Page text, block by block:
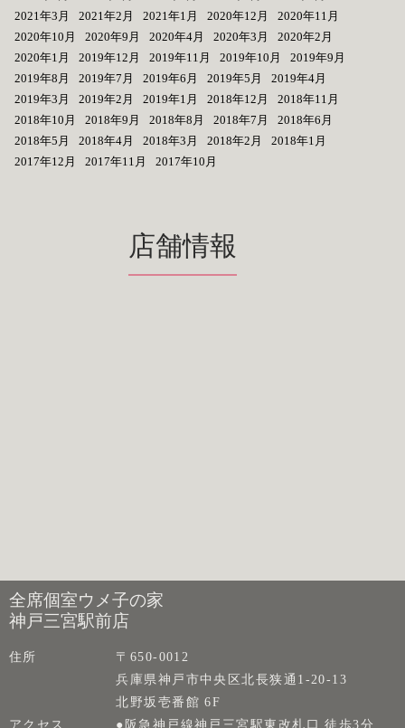
2021年3月
2021年2月 2021年1月 2020年12月
2020年11月
2020年10月
2020年9月 2020年4月 2020年3月
2020年2月
2020年1月
2019年12月 2019年11月 2019年10月
2019年9月
2019年8月
2019年7月 2019年6月 2019年5月
2019年4月
2019年3月
2019年2月 2019年1月 2018年12月
2018年11月
2018年10月
2018年9月 2018年8月 2018年7月
2018年6月
2018年5月
2018年4月 2018年3月 2018年2月
2018年1月
2017年12月
2017年11月 2017年10月
店舗情報
全席個室ウメ子の家
神戸三宮駅前店
住所
〒650-0012
兵庫県神戸市中央区北長狭通1-20-13
北野坂壱番館 6F
アクセス
●阪急神戸線神戸三宮駅東改札口 徒歩3分